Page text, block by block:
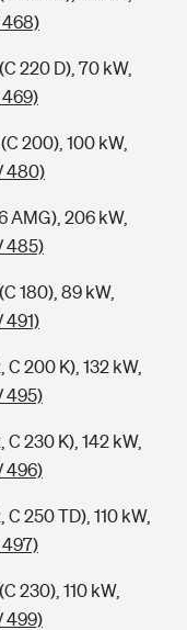
220 D), 70 kW,
200), 100 kW,
480)
AMG), 206 kW,
485)
180), 89 kW,
491)
200 K), 132 kW,
495)
230 K), 142 kW,
496)
250 TD), 110 kW,
230), 110 kW,
499)